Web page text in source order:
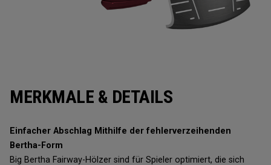
MERKMALE & DETAILS
Einfacher Abschlag Mithilfe der fehlerverzeihenden
Bertha-Form
Big Bertha Fairway-Hölzer sind für Spieler optimiert, die sich